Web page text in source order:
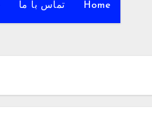
Home تماس با ما